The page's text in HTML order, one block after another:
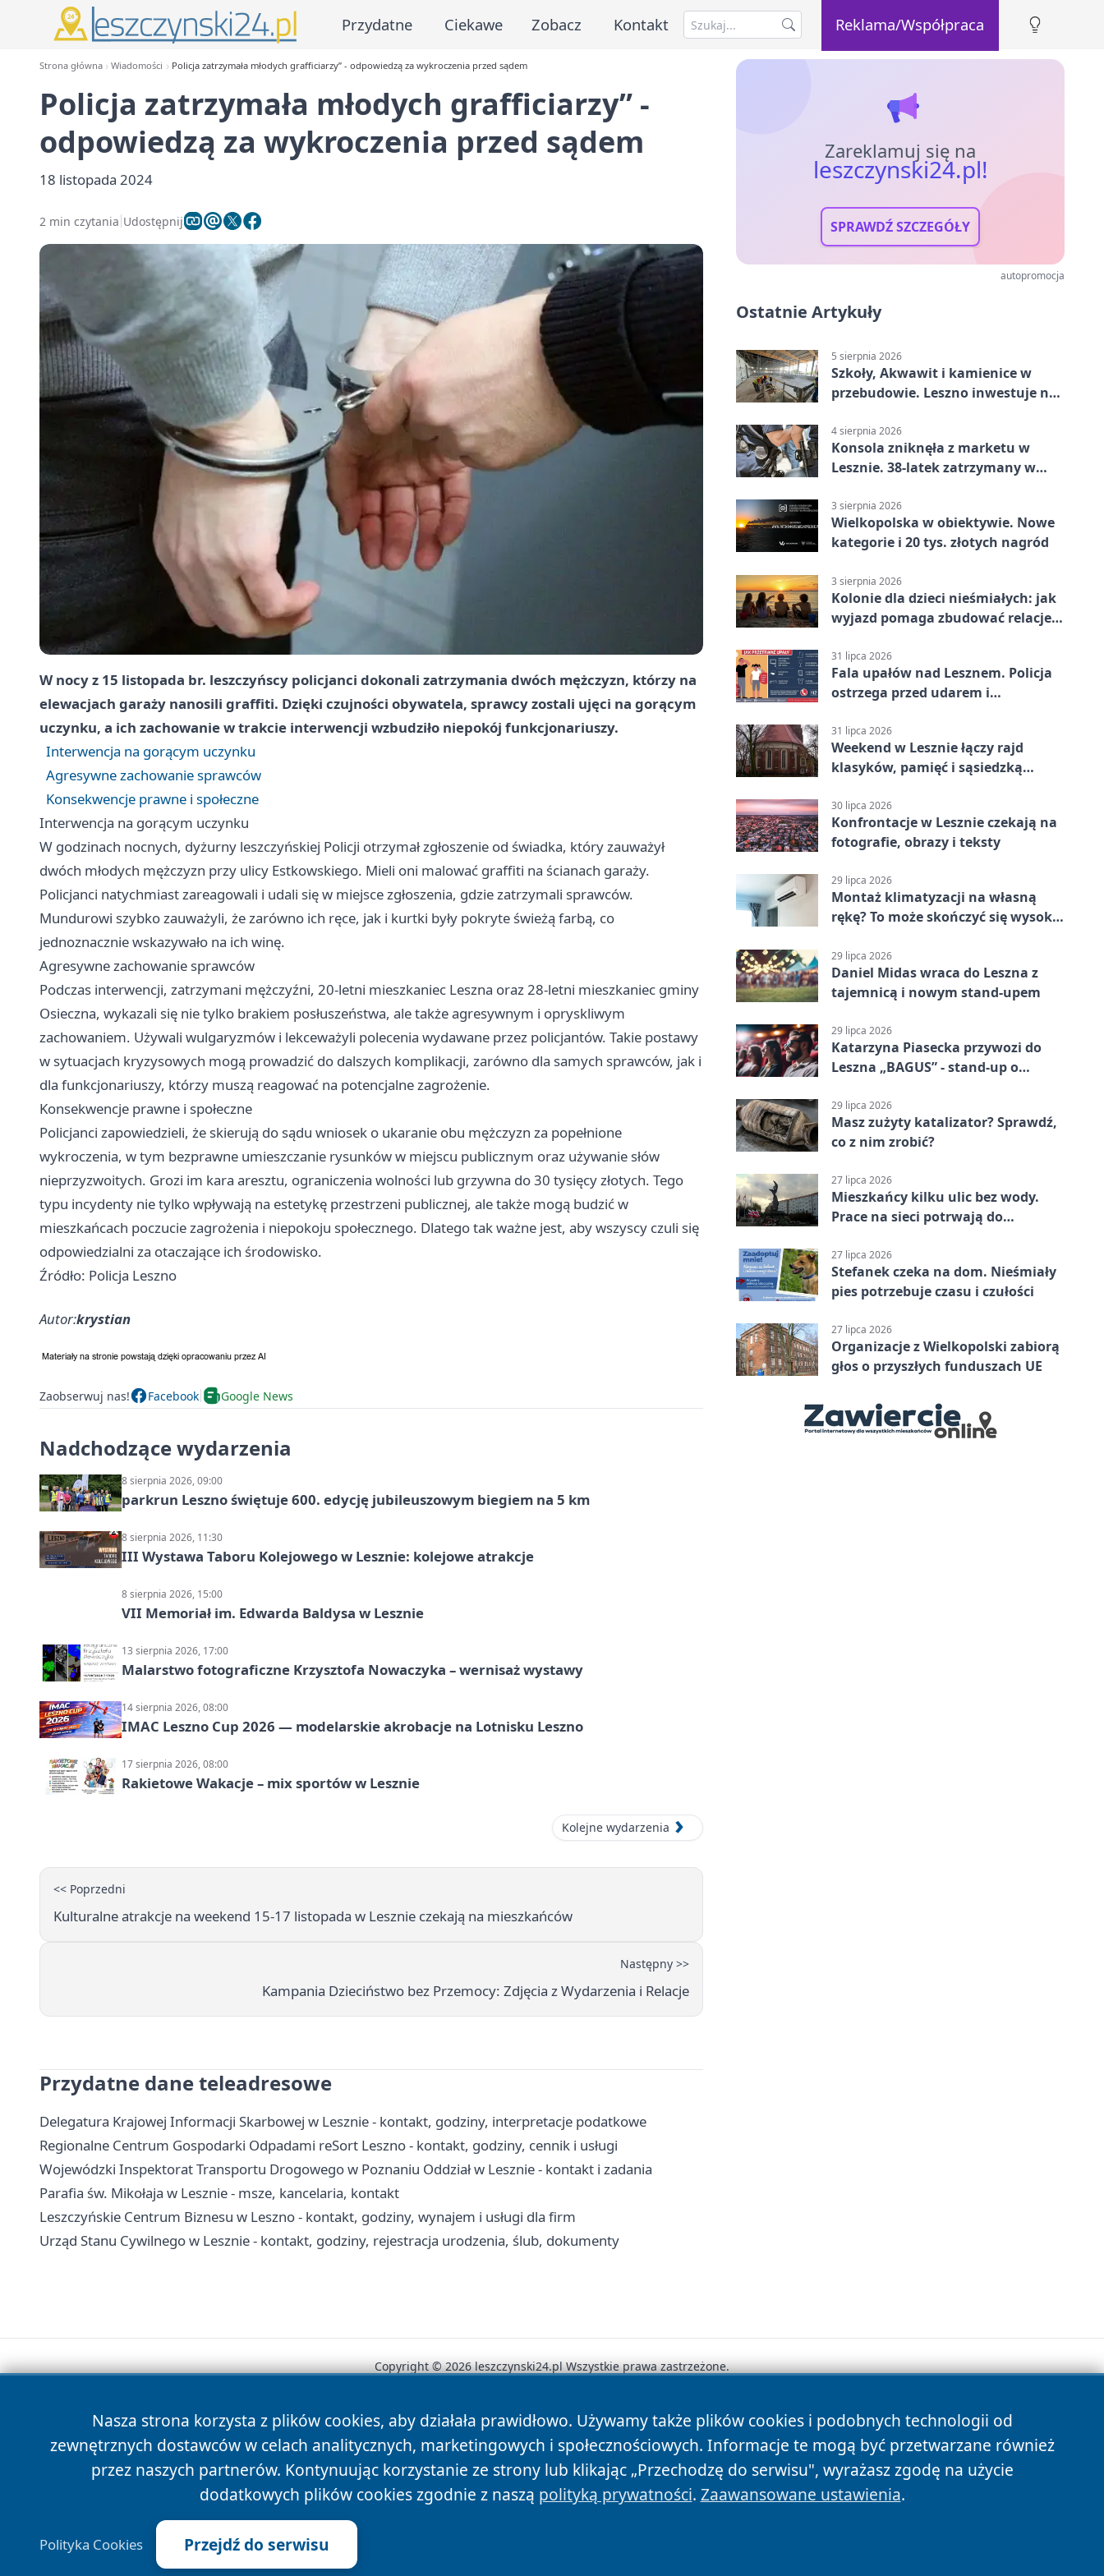
Przydatne Ciekawe Zobacz Kontakt Reklama/Współpraca
Strona główna Wiadomości Policja zatrzymała młodych grafficiarzy” - odpowiedzą za wykroczenia przed sądem
Policja zatrzymała młodych grafficiarzy” -
odpowiedzą za wykroczenia przed sądem
18 listopada 2024
2 min czytania Udostępnij
W nocy z 15 listopada br. leszczyńscy policjanci dokonali zatrzymania dwóch mężczyzn, którzy na
elewacjach garaży nanosili graffiti. Dzięki czujności obywatela, sprawcy zostali ujęci na gorącym
uczynku, a ich zachowanie w trakcie interwencji wzbudziło niepokój funkcjonariuszy.
Interwencja na gorącym uczynku
Agresywne zachowanie sprawców
Konsekwencje prawne i społeczne
Interwencja na gorącym uczynku
W godzinach nocnych, dyżurny leszczyńskiej Policji otrzymał zgłoszenie od świadka, który zauważył
dwóch młodych mężczyzn przy ulicy Estkowskiego. Mieli oni malować graffiti na ścianach garaży.
Policjanci natychmiast zareagowali i udali się w miejsce zgłoszenia, gdzie zatrzymali sprawców.
Mundurowi szybko zauważyli, że zarówno ich ręce, jak i kurtki były pokryte świeżą farbą, co
jednoznacznie wskazywało na ich winę.
Agresywne zachowanie sprawców
Podczas interwencji, zatrzymani mężczyźni, 20-letni mieszkaniec Leszna oraz 28-letni mieszkaniec gminy
Osieczna, wykazali się nie tylko brakiem posłuszeństwa, ale także agresywnym i opryskliwym
zachowaniem. Używali wulgaryzmów i lekceważyli polecenia wydawane przez policjantów. Takie postawy
w sytuacjach kryzysowych mogą prowadzić do dalszych komplikacji, zarówno dla samych sprawców, jak i
dla funkcjonariuszy, którzy muszą reagować na potencjalne zagrożenie.
Konsekwencje prawne i społeczne
Policjanci zapowiedzieli, że skierują do sądu wniosek o ukaranie obu mężczyzn za popełnione
wykroczenia, w tym bezprawne umieszczanie rysunków w miejscu publicznym oraz używanie słów
nieprzyzwoitych. Grozi im kara aresztu, ograniczenia wolności lub grzywna do 30 tysięcy złotych. Tego
typu incydenty nie tylko wpływają na estetykę przestrzeni publicznej, ale także mogą budzić w
mieszkańcach poczucie zagrożenia i niepokoju społecznego. Dlatego tak ważne jest, aby wszyscy czuli się
odpowiedzialni za otaczające ich środowisko.
Źródło: Policja Leszno
Autor:krystian
Zaobserwuj nas! Facebook Google News
Nadchodzące wydarzenia
8 sierpnia 2026, 09:00
parkrun Leszno świętuje 600. edycję jubileuszowym biegiem na 5 km
8 sierpnia 2026, 11:30
III Wystawa Taboru Kolejowego w Lesznie: kolejowe atrakcje
8 sierpnia 2026, 15:00
VII Memoriał im. Edwarda Baldysa w Lesznie
13 sierpnia 2026, 17:00
Malarstwo fotograficzne Krzysztofa Nowaczyka – wernisaż wystawy
14 sierpnia 2026, 08:00
IMAC Leszno Cup 2026 — modelarskie akrobacje na Lotnisku Leszno
17 sierpnia 2026, 08:00
Rakietowe Wakacje – mix sportów w Lesznie
Kolejne wydarzenia
<< Poprzedni
Kulturalne atrakcje na weekend 15-17 listopada w Lesznie czekają na mieszkańców
Następny >>
Kampania Dzieciństwo bez Przemocy: Zdjęcia z Wydarzenia i Relacje
Przydatne dane teleadresowe
Delegatura Krajowej Informacji Skarbowej w Lesznie - kontakt, godziny, interpretacje podatkowe
Regionalne Centrum Gospodarki Odpadami reSort Leszno - kontakt, godziny, cennik i usługi
Wojewódzki Inspektorat Transportu Drogowego w Poznaniu Oddział w Lesznie - kontakt i zadania
Parafia św. Mikołaja w Lesznie - msze, kancelaria, kontakt
Leszczyńskie Centrum Biznesu w Leszno - kontakt, godziny, wynajem i usługi dla firm
Urząd Stanu Cywilnego w Lesznie - kontakt, godziny, rejestracja urodzenia, ślub, dokumenty
Zareklamuj się na
leszczynski24.pl!
SPRAWDŹ SZCZEGÓŁY
autopromocja
Ostatnie Artykuły
5 sierpnia 2026
Szkoły, Akwawit i kamienice w
przebudowie. Leszno inwestuje na
4 sierpnia 2026
Konsola zniknęła z marketu w
Lesznie. 38-latek zatrzymany w
3 sierpnia 2026
Wielkopolska w obiektywie. Nowe
kategorie i 20 tys. złotych nagród
3 sierpnia 2026
Kolonie dla dzieci nieśmiałych: jak
wyjazd pomaga zbudować relacje z
31 lipca 2026
Fala upałów nad Lesznem. Policja
ostrzega przed udarem i
31 lipca 2026
Weekend w Lesznie łączy rajd
klasyków, pamięć i sąsiedzką
30 lipca 2026
Konfrontacje w Lesznie czekają na
fotografie, obrazy i teksty
29 lipca 2026
Montaż klimatyzacji na własną
rękę? To może skończyć się wysoką
29 lipca 2026
Daniel Midas wraca do Leszna z
tajemnicą i nowym stand-upem
29 lipca 2026
Katarzyna Piasecka przywozi do
Leszna „BAGUS” - stand-up o
29 lipca 2026
Masz zużyty katalizator? Sprawdź,
co z nim zrobić?
27 lipca 2026
Mieszkańcy kilku ulic bez wody.
Prace na sieci potrwają do
27 lipca 2026
Stefanek czeka na dom. Nieśmiały
pies potrzebuje czasu i czułości
27 lipca 2026
Organizacje z Wielkopolski zabiorą
głos o przyszłych funduszach UE
Nasza strona korzysta z plików cookies, aby działała prawidłowo. Używamy także plików cookies i podobnych technologii od
zewnętrznych dostawców w celach analitycznych, marketingowych i społecznościowych. Informacje te mogą być przetwarzane również
przez naszych partnerów. Kontynuując korzystanie ze strony lub klikając „Przechodzę do serwisu", wyrażasz zgodę na użycie
dodatkowych plików cookies zgodnie z naszą polityką prywatności. Zaawansowane ustawienia.
Polityka Cookies Przejdź do serwisu
Copyright © 2026 leszczynski24.pl Wszystkie prawa zastrzeżone.
News Autorzy Polityka Prywatności Polityka Cookies